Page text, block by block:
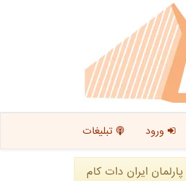
ورود تبلیغات
ایران دات كام